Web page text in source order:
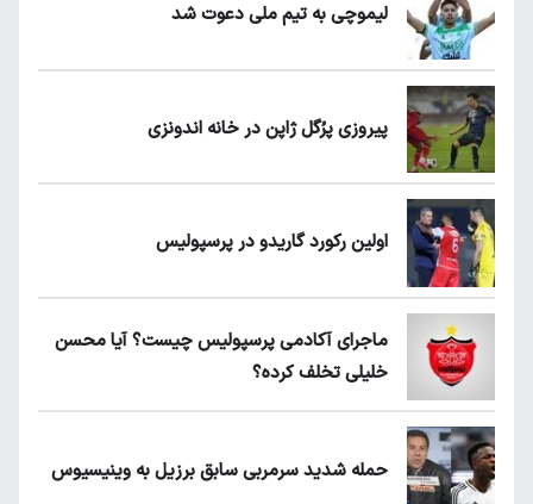
لیموچی به تیم ملی دعوت شد
پیروزی پرُگل ژاپن در خانه اندونزی
اولین رکورد گاریدو در پرسپولیس
ماجرای آکادمی پرسپولیس چیست؟ آیا محسن
خلیلی تخلف کرده؟
حمله شدید سرمربی سابق برزیل به وینیسیوس